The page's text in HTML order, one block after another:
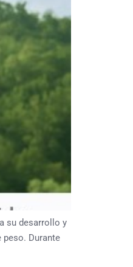
su desarrollo y
Durante